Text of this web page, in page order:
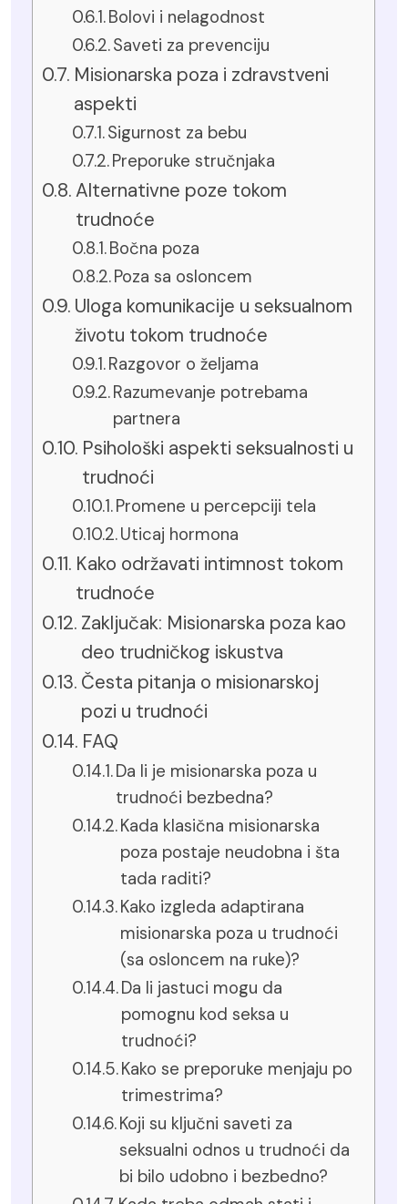
Bolovi i nelagodnost
Saveti za prevenciju
Misionarska poza i zdravstveni
aspekti
Sigurnost za bebu
Preporuke stručnjaka
Alternativne poze tokom
trudnoće
Bočna poza
Poza sa osloncem
Uloga komunikacije u seksualnom
životu tokom trudnoće
Razgovor o željama
Razumevanje potrebama
partnera
Psihološki aspekti seksualnosti u
trudnoći
Promene u percepciji tela
Uticaj hormona
Kako održavati intimnost tokom
trudnoće
Zaključak: Misionarska poza kao
deo trudničkog iskustva
Česta pitanja o misionarskoj
pozi u trudnoći
FAQ
Da li je misionarska poza u
trudnoći bezbedna?
Kada klasična misionarska
poza postaje neudobna i šta
tada raditi?
Kako izgleda adaptirana
misionarska poza u trudnoći
(sa osloncem na ruke)?
Da li jastuci mogu da
pomognu kod seksa u
trudnoći?
Kako se preporuke menjaju po
trimestrima?
Koji su ključni saveti za
seksualni odnos u trudnoći da
bi bilo udobno i bezbedno?